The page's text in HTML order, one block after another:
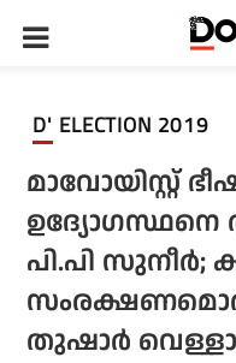
D' ELECTION 2019
മാവോയിസ്റ്റ്
ഉദ്യോഗസ്ഥനെ
പി.പി
തുഷാര്‍